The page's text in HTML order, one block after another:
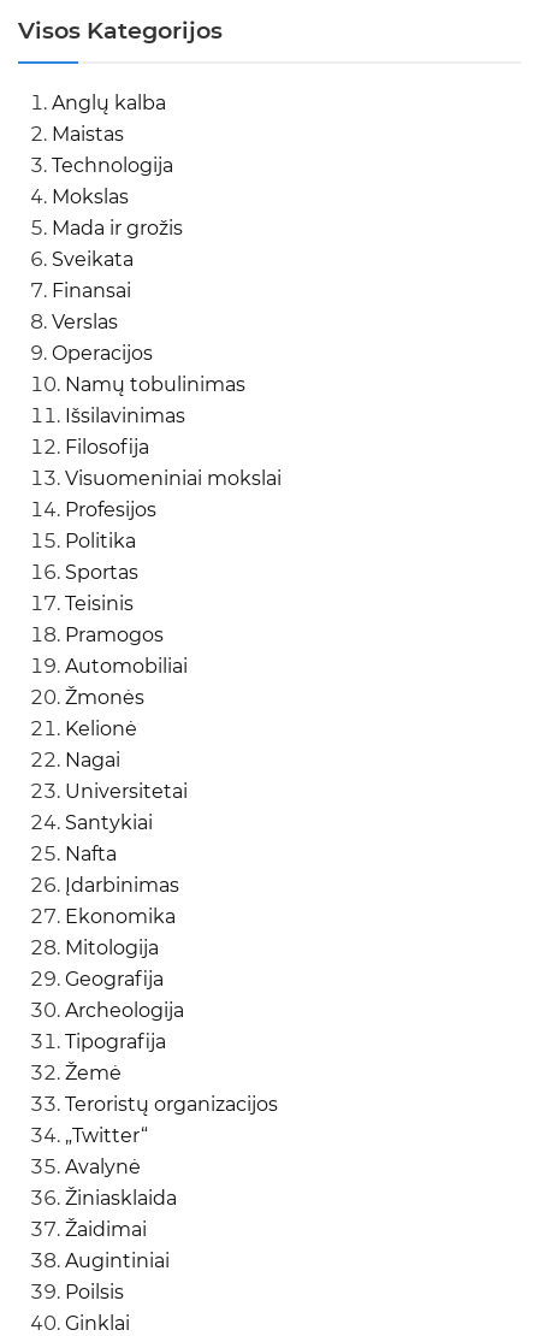
Visos Kategorijos
Anglų kalba
Maistas
Technologija
Mokslas
Mada ir grožis
Sveikata
Finansai
Verslas
Operacijos
Namų tobulinimas
Išsilavinimas
Filosofija
Visuomeniniai mokslai
Profesijos
Politika
Sportas
Teisinis
Pramogos
Automobiliai
Žmonės
Kelionė
Nagai
Universitetai
Santykiai
Nafta
Įdarbinimas
Ekonomika
Mitologija
Geografija
Archeologija
Tipografija
Žemė
Teroristų organizacijos
„Twitter“
Avalynė
Žiniasklaida
Žaidimai
Augintiniai
Poilsis
Ginklai